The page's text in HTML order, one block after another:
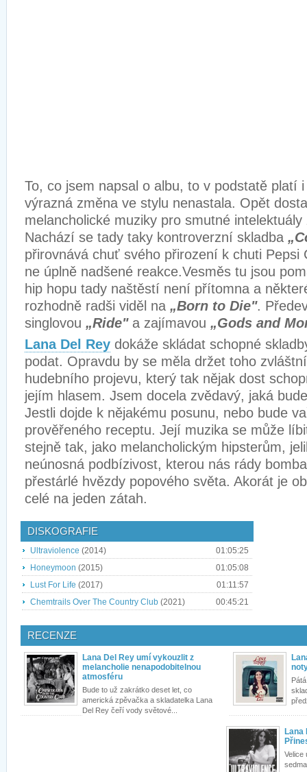
To, co jsem napsal o albu, to v podstatě platí
výrazná změna ve stylu nenastala. Opět
melancholické muziky pro smutné
Nachází se tady taky kontroverzní skladba
přirovnává chuť svého přirození k chuti Pepsi
ne úplně nadšené reakce.Vesměs tu jsou
hip hopu tady naštěstí není přítomna a
rozhodně radši viděl na „Born to Die".
singlovou „Ride" a zajímavou „Gods and
Lana Del Rey dokáže skládat schopné
podat. Opravdu by se měla držet toho
hudebního projevu, který tak nějak dost
jejím hlasem. Jsem docela zvědavý, jaká
Jestli dojde k nějakému posunu, nebo bude
prověřeného receptu. Její muzika se může
stejně tak, jako melancholickým hipsterům,
neúnosná podbízivost, kterou nás rády
přestárlé hvězdy popového světa. Akorát je
celé na jeden zátah.
DISKOGRAFIE
Ultraviolence (2014)
01:05:25
Honeymoon (2015)
01:05:08
Lust For Life (2017)
01:11:57
Chemtrails Over The Country Club (2021) 00:45:21
RECENZE
Lana Del Rey umí vykouzlit z
melancholie nenapodobitelnou
atmosféru
Bude to už zakrátko deset let, co
americká zpěvačka a skladatelka Lana
Del Rey čeří vody světové...
Lana
Velice